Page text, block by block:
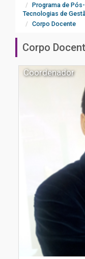
Programa de
Tecnologias de
Corpo Docente
Corpo
Coordenador